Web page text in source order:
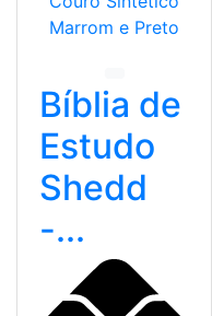
Bíblia de
Estudo
Shedd
-...